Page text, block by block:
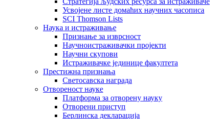
Усвојене листе домаћих научних часописа
SCI Thomson Lists
Наука и истраживање
Признање за изврсност
Научноистраживачки пројекти
Научни скупови
Истраживачке јединице факултета
Престижна признања
Светосавска награда
Отвореност науке
Платформа за отворену науку
Отворени приступ
Берлинска декларација